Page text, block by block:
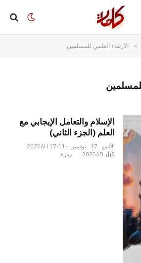
» الارتقاء العلمي للمسلمين
الإسلام والتعامل الإيجابي مع
العلم (الجزء الثاني)
الأثنين _17 _نوفمبر _2025AH 17-11-
2025AD
8 زيارة